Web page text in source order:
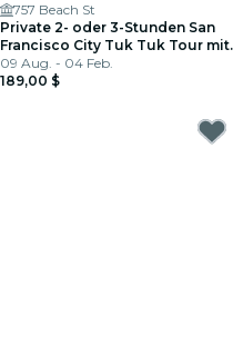
757 Beach St
Private 2- oder 3-Stunden San
Francisco City Tuk Tuk Tour mit
Fun Guide
09 Aug. - 04 Feb.
189,00 $